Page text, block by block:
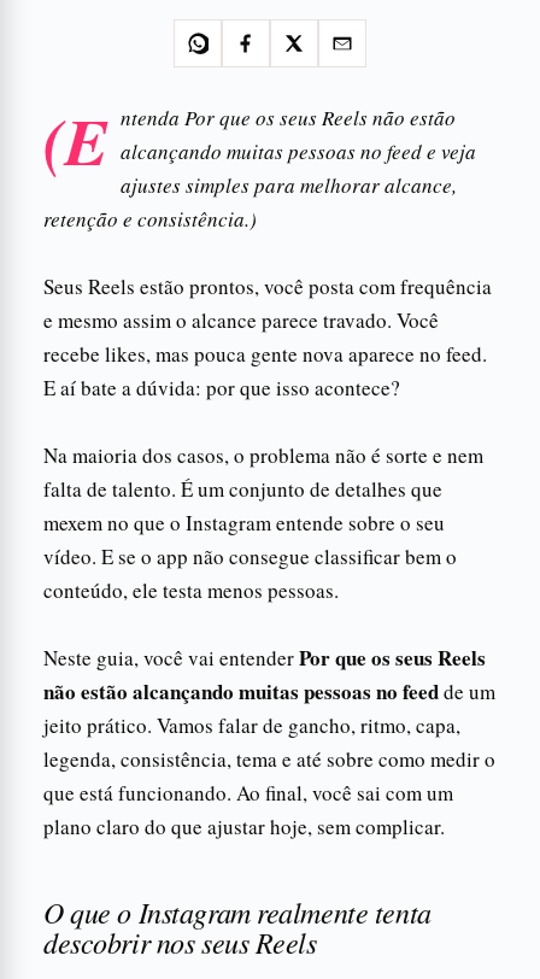
(E ntenda Por que os seus Reels não estão
alcançando muitas pessoas no feed e veja
ajustes simples para melhorar alcance,
retenção e consistência.)
Seus Reels estão prontos, você posta com frequência
e mesmo assim o alcance parece travado. Você
recebe likes, mas pouca gente nova aparece no feed.
E aí bate a dúvida: por que isso acontece?
Na maioria dos casos, o problema não é sorte e nem
falta de talento. É um conjunto de detalhes que
mexem no que o Instagram entende sobre o seu
vídeo. E se o app não consegue classificar bem o
conteúdo, ele testa menos pessoas.
Neste guia, você vai entenderPor que os seus Reels
não estão alcançando muitas pessoas no feedde um
jeito prático. Vamos falar de gancho, ritmo, capa,
legenda, consistência, tema e até sobre como medir o
que está funcionando. Ao final, você sai com um
plano claro do que ajustar hoje, sem complicar.
O que o Instagram realmente tenta
descobrir nos seus Reels